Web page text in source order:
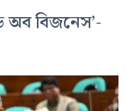
অব বিজনেস’-